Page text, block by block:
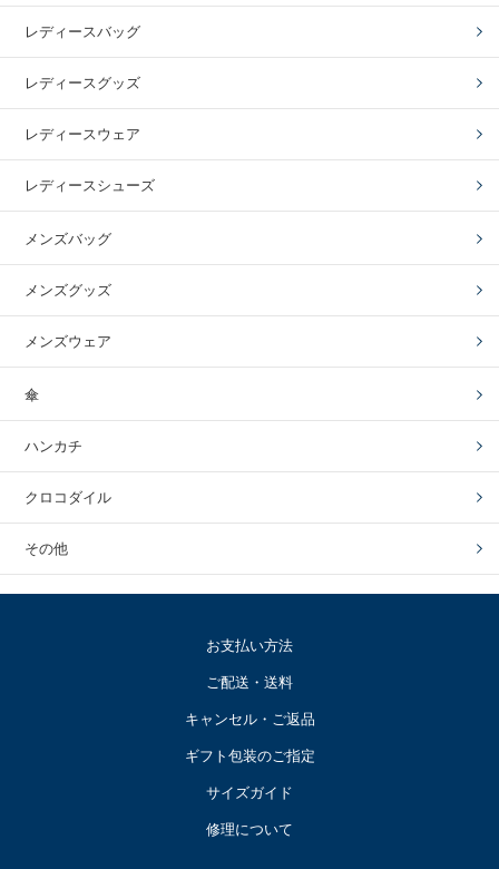
レディースバッグ
レディースグッズ
レディースウェア
レディースシューズ
メンズバッグ
メンズグッズ
メンズウェア
傘
ハンカチ
クロコダイル
その他
お支払い方法
ご配送・送料
キャンセル・ご返品
ギフト包装のご指定
サイズガイド
修理について